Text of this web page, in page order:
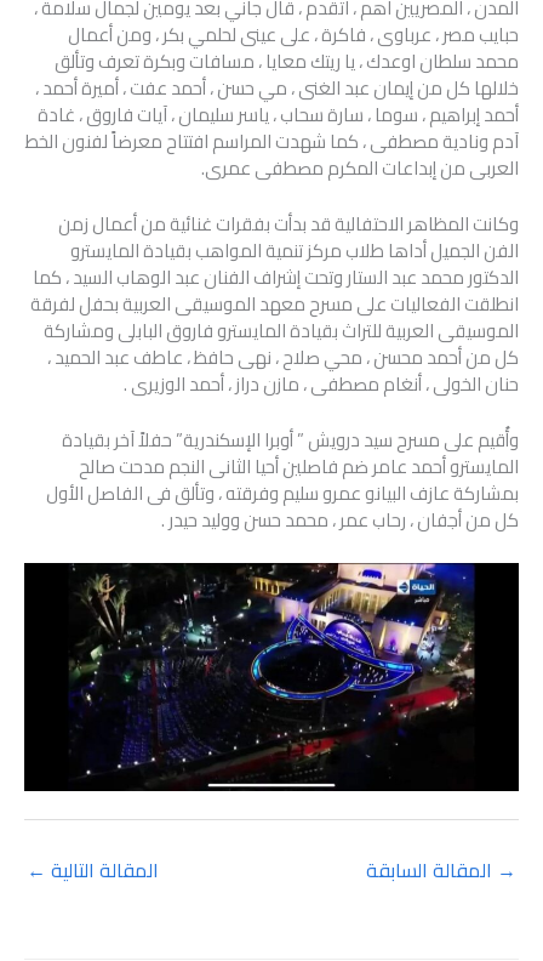
المدن ، المصريين اهم ، اتقدم ، قال جاني بعد يومين لجمال سلامة ،
حبايب مصر ، عرباوى ، فاكرة ، على عينى لحلمي بكر ، ومن أعمال
محمد سلطان اوعدك ، يا ريتك معايا ، مسافات وبكرة تعرف وتألق
خلالها كل من إيمان عبد الغنى ، مي حسن ، أحمد عفت ، أميرة أحمد ،
أحمد إبراهيم ، سوما ، سارة سحاب ، ياسر سليمان ، آيات فاروق ، غادة
آدم ونادية مصطفى ، كما شهدت المراسم افتتاح معرضاً لفنون الخط
العربى من إبداعات المكرم مصطفى عمرى.
وكانت المظاهر الاحتفالية قد بدأت بفقرات غنائية من أعمال زمن
الفن الجميل أداها طلاب مركز تنمية المواهب بقيادة المايسترو
الدكتور محمد عبد الستار وتحت إشراف الفنان عبد الوهاب السيد ، كما
انطلقت الفعاليات على مسرح معهد الموسيقى العربية بحفل لفرقة
الموسيقى العربية للتراث بقيادة المايسترو فاروق البابلى ومشاركة
كل من أحمد محسن ، محي صلاح ، نهى حافظ ، عاطف عبد الحميد ،
حنان الخولى ، أنغام مصطفى ، مازن دراز ، أحمد الوزيرى .
وأُقيم على مسرح سيد درويش ” أوبرا الإسكندرية” حفلاً آخر بقيادة
المايسترو أحمد عامر ضم فاصلين أحيا الثانى النجم مدحت صالح
بمشاركة عازف البيانو عمرو سليم وفرقته ، وتألق فى الفاصل الأول
كل من أجفان ، رحاب عمر ، محمد حسن ووليد حيدر .
→ المقالة السابقة المقالة التالية ←